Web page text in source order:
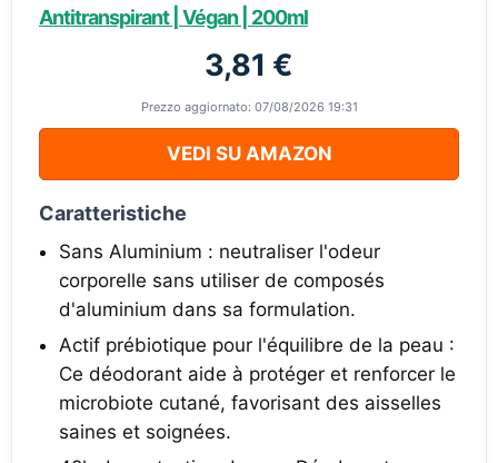
Antitranspirant | Végan | 200ml
3,81 €
Prezzo aggiornato: 07/08/2026 19:31
VEDI SU AMAZON
Caratteristiche
Sans Aluminium : neutraliser l'odeur
corporelle sans utiliser de composés
d'aluminium dans sa formulation.
Actif prébiotique pour l'équilibre de la peau :
Ce déodorant aide à protéger et renforcer le
microbiote cutané, favorisant des aisselles
saines et soignées.